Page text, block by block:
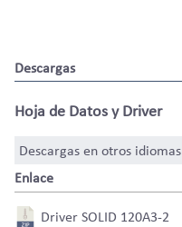
Descargas
Hoja de Datos y Driver
Descargas en otros idiomas
Enlace
Driver SOLID 120A3-2